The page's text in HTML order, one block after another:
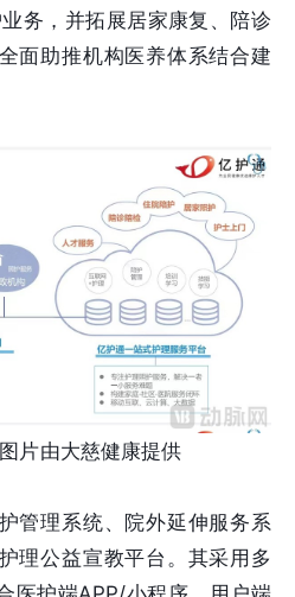
务，并拓展居家康复、陪诊
面助推机构医养体系结合建
片由大慈健康提供
管理系统、院外延伸服务系
理公益宣教平台。其采用多